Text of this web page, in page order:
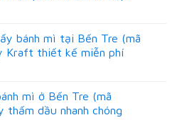
bánh mì tại Bến Tre (mã
Kraft thiết kế miễn phí
mì ở Bến Tre (mã
thấm dầu nhanh chóng